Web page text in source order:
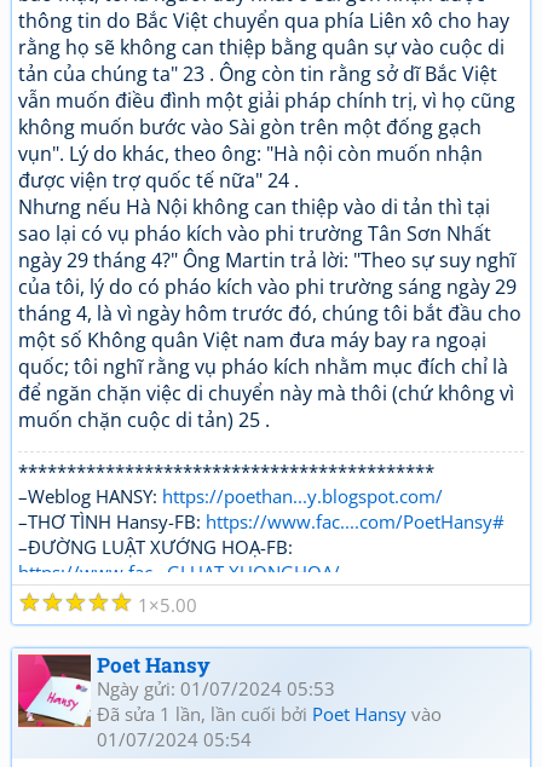
thông tin do Bắc Việt chuyển qua phía Liên xô cho hay
rằng họ sẽ không can thiệp bằng quân sự vào cuộc di
tản của chúng ta" 23 . Ông còn tin rằng sở dĩ Bắc Việt
vẫn muốn điều đình một giải pháp chính trị, vì họ cũng
không muốn bước vào Sài gòn trên một đống gạch
vụn". Lý do khác, theo ông: "Hà nội còn muốn nhận
được viện trợ quốc tế nữa" 24 .
Nhưng nếu Hà Nội không can thiệp vào di tản thì tại
sao lại có vụ pháo kích vào phi trường Tân Sơn Nhất
ngày 29 tháng 4?" Ông Martin trả lời: "Theo sự suy nghĩ
của tôi, lý do có pháo kích vào phi trường sáng ngày 29
tháng 4, là vì ngày hôm trước đó, chúng tôi bắt đầu cho
một số Không quân Việt nam đưa máy bay ra ngoại
quốc; tôi nghĩ rằng vụ pháo kích nhằm mục đích chỉ là
để ngăn chặn việc di chuyển này mà thôi (chứ không vì
muốn chặn cuộc di tản) 25 .
*******************************************
–Weblog HANSY: https://poethan...y.blogspot.com/
–THƠ TÌNH Hansy-FB: https://www.fac....com/PoetHansy#
–ĐƯỜNG LUẬT XƯỚNG HOẠ-FB:
https://www.fac...GLUAT.XUONGHOA/
☆
☆
☆
☆
☆ 1 5.00
Poet Hansy
Ngày gửi: 01/07/2024 05:53
Đã sửa 1 lần, lần cuối bởi Poet Hansy vào
01/07/2024 05:54